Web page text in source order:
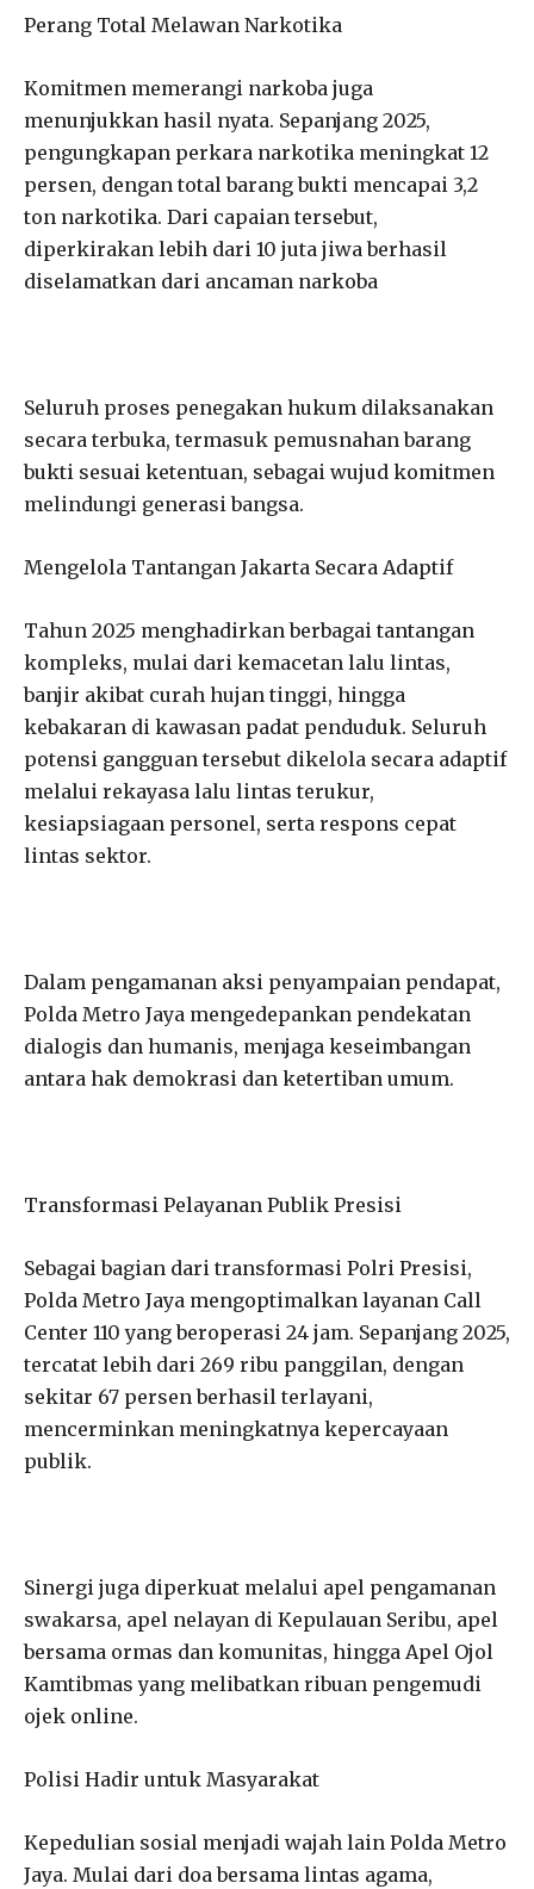
Perang Total Melawan Narkotika
Komitmen memerangi narkoba juga
menunjukkan hasil nyata. Sepanjang 2025,
pengungkapan perkara narkotika meningkat 12
persen, dengan total barang bukti mencapai 3,2
ton narkotika. Dari capaian tersebut,
diperkirakan lebih dari 10 juta jiwa berhasil
diselamatkan dari ancaman narkoba
Seluruh proses penegakan hukum dilaksanakan
secara terbuka, termasuk pemusnahan barang
bukti sesuai ketentuan, sebagai wujud komitmen
melindungi generasi bangsa.
Mengelola Tantangan Jakarta Secara Adaptif
Tahun 2025 menghadirkan berbagai tantangan
kompleks, mulai dari kemacetan lalu lintas,
banjir akibat curah hujan tinggi, hingga
kebakaran di kawasan padat penduduk. Seluruh
potensi gangguan tersebut dikelola secara adaptif
melalui rekayasa lalu lintas terukur,
kesiapsiagaan personel, serta respons cepat
lintas sektor.
Dalam pengamanan aksi penyampaian pendapat,
Polda Metro Jaya mengedepankan pendekatan
dialogis dan humanis, menjaga keseimbangan
antara hak demokrasi dan ketertiban umum.
Transformasi Pelayanan Publik Presisi
Sebagai bagian dari transformasi Polri Presisi,
Polda Metro Jaya mengoptimalkan layanan Call
Center 110 yang beroperasi 24 jam. Sepanjang 2025,
tercatat lebih dari 269 ribu panggilan, dengan
sekitar 67 persen berhasil terlayani,
mencerminkan meningkatnya kepercayaan
publik.
Sinergi juga diperkuat melalui apel pengamanan
swakarsa, apel nelayan di Kepulauan Seribu, apel
bersama ormas dan komunitas, hingga Apel Ojol
Kamtibmas yang melibatkan ribuan pengemudi
ojek online.
Polisi Hadir untuk Masyarakat
Kepedulian sosial menjadi wajah lain Polda Metro
Jaya. Mulai dari doa bersama lintas agama,